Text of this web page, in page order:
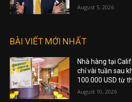
August 5, 2026
BÀI VIẾT MỚI NHẤT
Nhà hàng tại
chỉ vài tuần sau
100.000 USD từ
August 10, 2026